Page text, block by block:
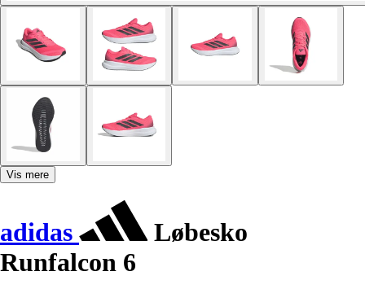
Vis mere
adidas
Løbesko
Runfalcon 6